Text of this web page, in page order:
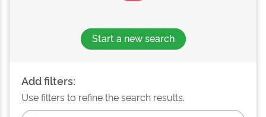
Start a new search
Add filters:
Use filters to refine the search results.